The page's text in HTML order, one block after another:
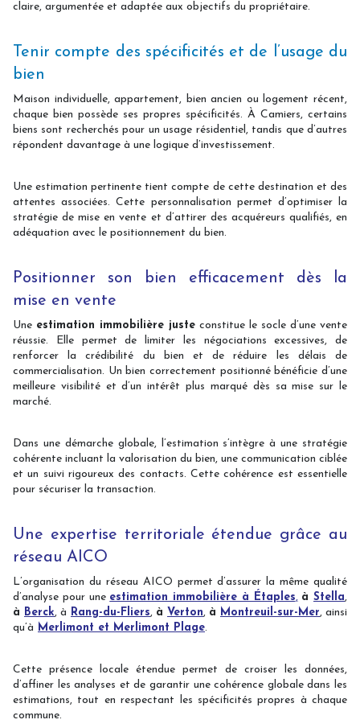
claire, argumentée et adaptée aux objectifs du propriétaire.
Tenir compte des spécificités et de l’usage du
bien
Maison individuelle, appartement, bien ancien ou logement récent,
chaque bien possède ses propres spécificités. À Camiers, certains
biens sont recherchés pour un usage résidentiel, tandis que d’autres
répondent davantage à une logique d’investissement.
Une estimation pertinente tient compte de cette destination et des
attentes associées. Cette personnalisation permet d’optimiser la
stratégie de mise en vente et d’attirer des acquéreurs qualifiés, en
adéquation avec le positionnement du bien.
Positionner son bien efficacement dès la
mise en vente
Une estimation immobilière juste constitue le socle d’une vente
réussie. Elle permet de limiter les négociations excessives, de
renforcer la crédibilité du bien et de réduire les délais de
commercialisation. Un bien correctement positionné bénéficie d’une
meilleure visibilité et d’un intérêt plus marqué dès sa mise sur le
marché.
Dans une démarche globale, l’estimation s’intègre à une stratégie
cohérente incluant la valorisation du bien, une communication ciblée
et un suivi rigoureux des contacts. Cette cohérence est essentielle
pour sécuriser la transaction.
Une expertise territoriale étendue grâce au
réseau AICO
L’organisation du réseau AICO permet d’assurer la même qualité
d’analyse pour une estimation immobilière à Étaples, à Stella,
à Berck, à Rang-du-Fliers, à Verton, à Montreuil-sur-Mer, ainsi
qu’à Merlimont et Merlimont Plage.
Cette présence locale étendue permet de croiser les données,
d’affiner les analyses et de garantir une cohérence globale dans les
estimations, tout en respectant les spécificités propres à chaque
commune.